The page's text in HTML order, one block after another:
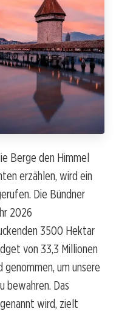
Berge den Himmel
erzählen, wird ein
Die Bündner
2026
3500 Hektar
von 33,3 Millionen
genommen, um unsere
bewahren. Das
wird, zielt